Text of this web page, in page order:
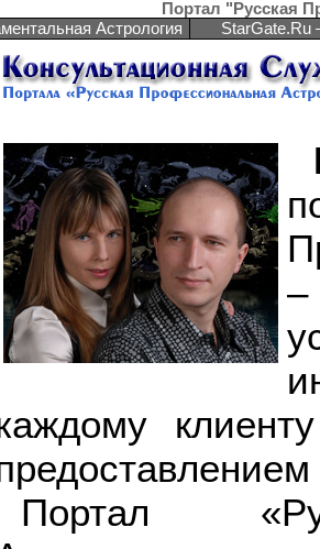
Портал "Русская
Астрология
StarGate.Ru
Портал